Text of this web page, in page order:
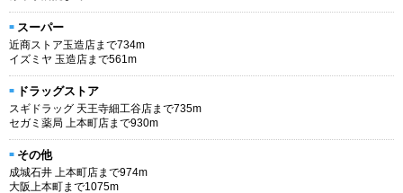
スーパー
近商ストア玉造店まで734m
イズミヤ 玉造店まで561m
ドラッグストア
スギドラッグ 天王寺細工谷店まで735m
セガミ薬局 上本町店まで930m
その他
成城石井 上本町店まで974m
大阪上本町まで1075m